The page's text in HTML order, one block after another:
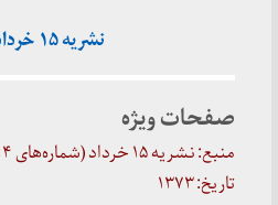
نشریه ۱۵ خرداد (۱۳۷۳)
صفحات ویژه
منبع: نشریه ۱۵ خرداد (شماره‌های ۱۴ تا ۱۷)
تاریخ: ۱۳۷۳